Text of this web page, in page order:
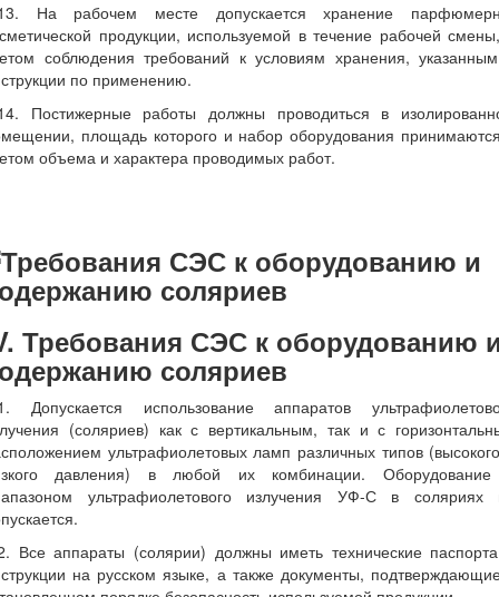
На рабочем месте допускается хранение
продукции, используемой в течение рабочей
соблюдения требований к условиям хранения,
по применению.
Постижерные работы должны проводиться в
площадь которого и набор оборудования
объема и характера проводимых работ.
Требования СЭС к оборудованию
соляриев
Допускается использование аппаратов
(соляриев) как с вертикальным, так и с
ультрафиолетовых ламп различных типов
давления) в любой их комбинации.
ультрафиолетового излучения УФ-С в соляриях
Все аппараты (солярии) должны иметь технические
на русском языке, а также документы,